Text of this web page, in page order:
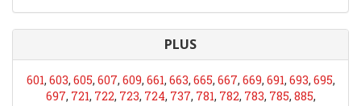
PLUS
601, 603, 605, 607, 609, 661, 663, 665, 667, 669, 691, 693, 695,
697, 721, 722, 723, 724, 737, 781, 782, 783, 785, 885,